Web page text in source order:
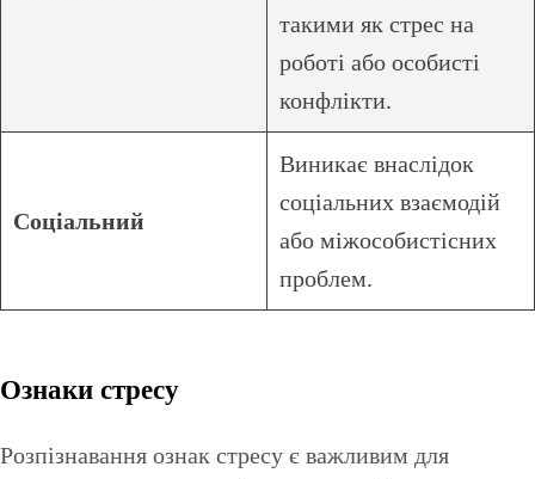
такими як стрес на
роботі або особисті
конфлікти.
Соціальний
Виникає внаслідок
соціальних взаємодій
або міжособистісних
проблем.
Ознаки стресу
Розпізнавання ознак стресу є важливим для